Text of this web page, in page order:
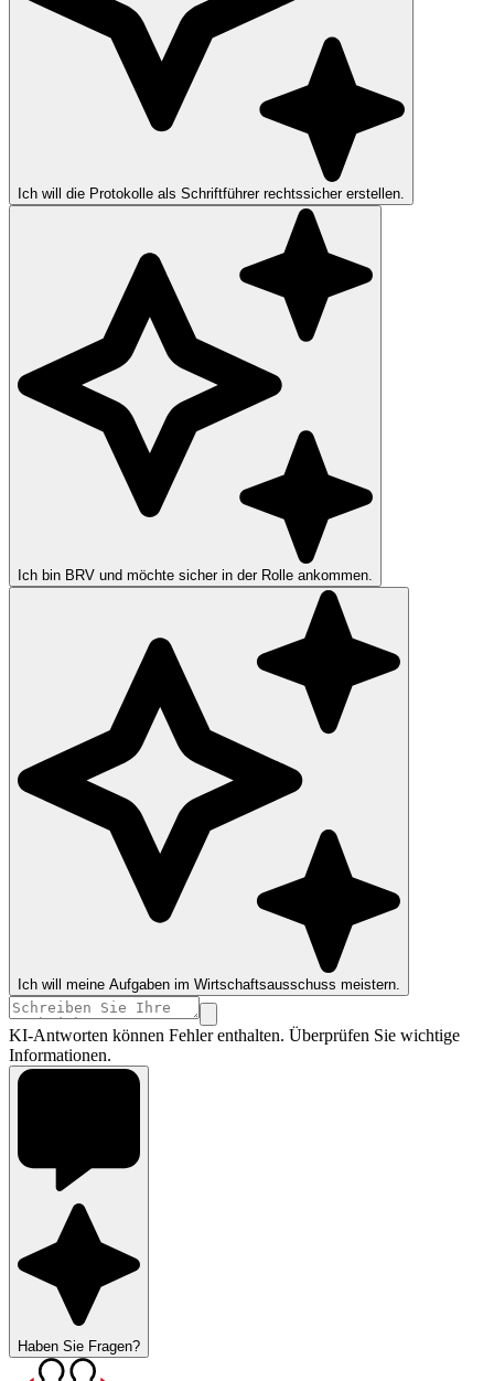
Ich will die Protokolle als Schriftführer rechtssicher erstellen.
Ich bin BRV und möchte sicher in der Rolle ankommen.
Ich will meine Aufgaben im Wirtschaftsausschuss meistern.
KI-Antworten können Fehler enthalten. Überprüfen Sie wichtige
Informationen.
Haben Sie Fragen?